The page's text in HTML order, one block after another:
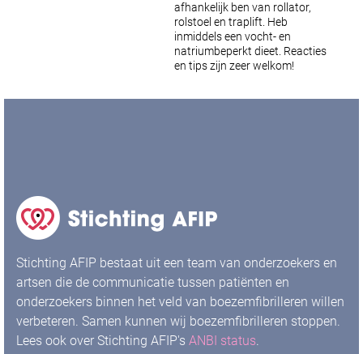
afhankelijk ben van rollator,
rolstoel en traplift. Heb
inmiddels een vocht- en
natriumbeperkt dieet. Reacties
en tips zijn zeer welkom!
Stichting AFIP bestaat uit een team van onderzoekers en
artsen die de communicatie tussen patiënten en
onderzoekers binnen het veld van boezemfibrilleren willen
verbeteren. Samen kunnen wij boezemfibrilleren stoppen.
Lees ook over Stichting AFIP's ANBI status.